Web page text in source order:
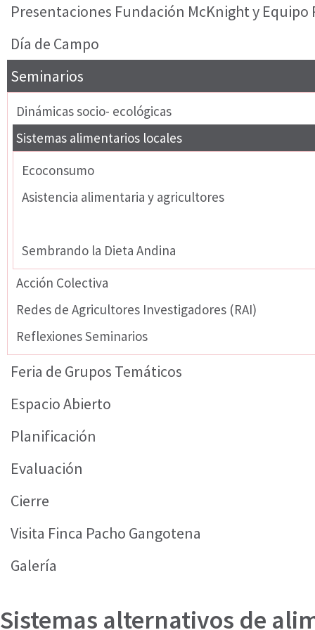
Presentaciones Fundación McKnight y Equipo
Día de Campo
Seminarios
Dinámicas socio- ecológicas
Sistemas alimentarios locales
Ecoconsumo
Asistencia alimentaria y agricultores
Sembrando la Dieta Andina
Acción Colectiva
Redes de Agricultores Investigadores (RAI)
Reflexiones Seminarios
Feria de Grupos Temáticos
Espacio Abierto
Planificación
Evaluación
Cierre
Visita Finca Pacho Gangotena
Galería
Sistemas alternativos de